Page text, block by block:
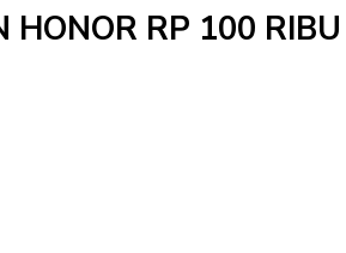
HONOR RP 100 RIBU